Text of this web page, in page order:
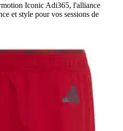
Iconic Adi365, l'alliance
et style pour vos sessions de